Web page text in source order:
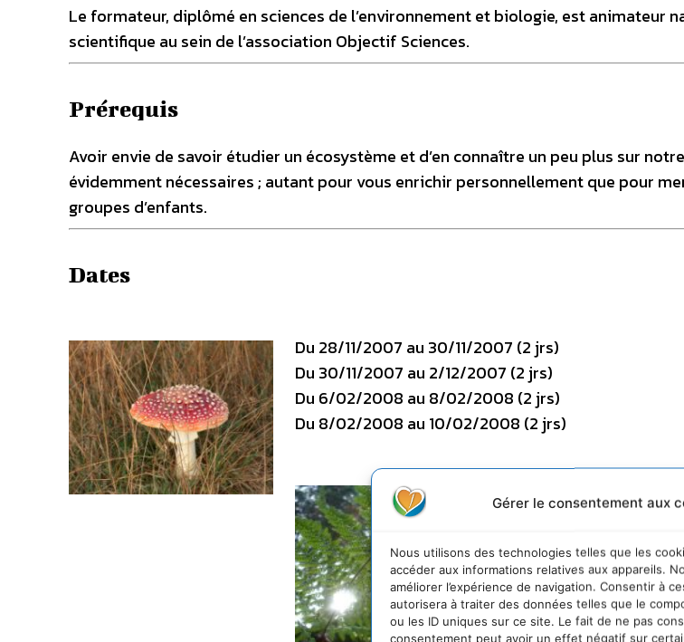
Gérer le consentement aux
Nous utilisons des technologies telles que les
accéder aux informations relatives aux appareils.
améliorer l’expérience de navigation. Consentir à
autorisera à traiter des données telles que le
ou les ID uniques sur ce site. Le fait de ne pas
consentement peut avoir un effet négatif sur
Le formateur, diplômé en sciences de l’environnement et biologie, est animateur
scientifique au sein de l’association Objectif Sciences.
Prérequis
Avoir envie de savoir étudier un écosystème et d’en connaître un peu plus sur
évidemment nécessaires ; autant pour vous enrichir personnellement que pour
groupes d’enfants.
Dates
Du 28/11/2007 au 30/11/2007 (2 jrs)
Du 30/11/2007 au 2/12/2007 (2 jrs)
Du 6/02/2008 au 8/02/2008 (2 jrs)
Du 8/02/2008 au 10/02/2008 (2 jrs)